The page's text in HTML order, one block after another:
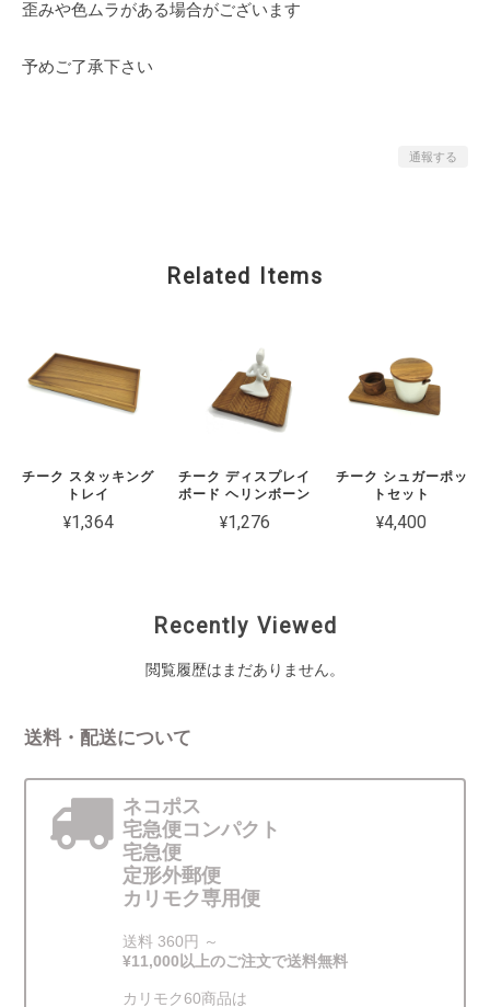
歪みや色ムラがある場合がございます
予めご了承下さい
通報する
Related Items
チーク スタッキング
トレイ
¥1,364
チーク ディスプレイ
ボード ヘリンボーン
¥1,276
チーク シュガーポッ
トセット
¥4,400
Recently Viewed
閲覧履歴はまだありません。
送料・配送について
ネコポス
宅急便コンパクト
宅急便
定形外郵便
カリモク専用便
送料 360円 ～
¥11,000以上のご注文で送料無料
カリモク60商品は